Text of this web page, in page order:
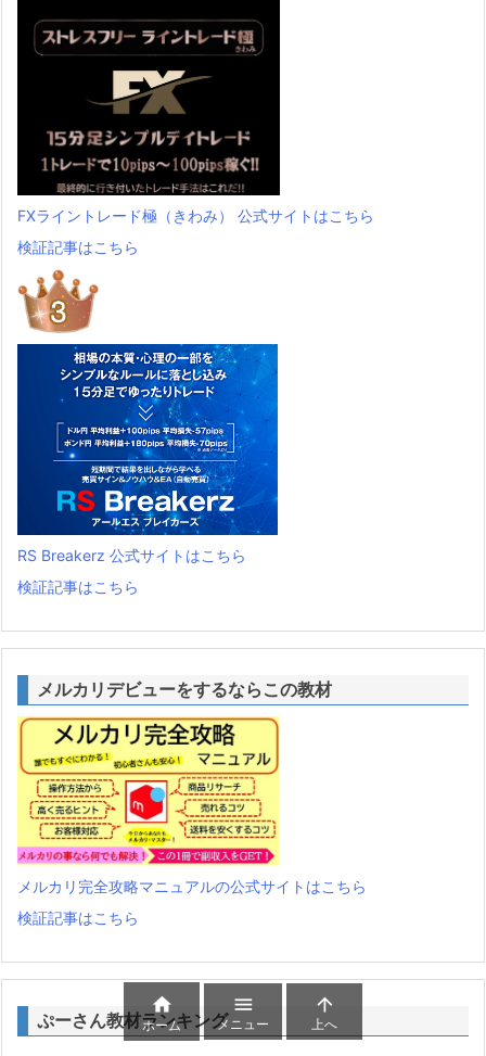
FXライントレード極（きわみ） 公式サイトはこちら
検証記事はこちら
RS Breakerz 公式サイトはこちら
検証記事はこちら
メルカリデビューをするならこの教材
メルカリ完全攻略マニュアルの公式サイトはこちら
検証記事はこちら
ぷーさん教材ランキング

ホーム

メニュー

上へ